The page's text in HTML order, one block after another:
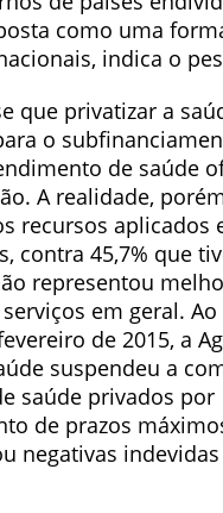
como uma
indica o
que privatizar a
o
de saúde
A realidade,
recursos aplicados
contra 45,7% que
representou
em geral.
de 2015, a
suspendeu a
saúde privados por
de prazos
negativas